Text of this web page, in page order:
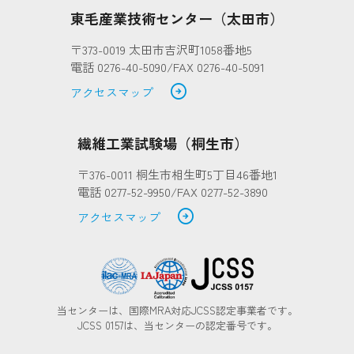
東毛産業技術センター（太田市）
〒373-0019 太田市吉沢町1058番地5
電話 0276-40-5090/FAX 0276-40-5091
アクセスマップ
arrow_circle_right
繊維工業試験場（桐生市）
〒376-0011 桐生市相生町5丁目46番地1
電話 0277-52-9950/FAX 0277-52-3890
アクセスマップ
arrow_circle_right
当センターは、国際MRA対応JCSS認定事業者です。
JCSS 0157は、当センターの認定番号です。